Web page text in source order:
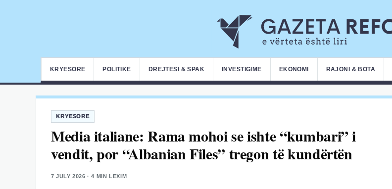
KRYESORE POLITIKË DREJTËSI & SPAK INVESTIGIME EKONOMI RAJONI & BOTA
KRYESORE
Media italiane: Rama mohoi se ishte “kumbari” i
vendit, por “Albanian Files” tregon të kundërtën
7 JULY 2026 · 4 MIN LEXIM